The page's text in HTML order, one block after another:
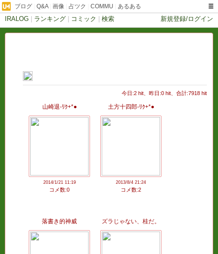
ブログ Q&A| 画像 占ツク COMMU あるある
IRALOG ランキング コミック 検索 新規登録/ログイン
今日:2 hit、昨日:0 hit、合計:7918 hit
山崎退-ﾘｸ+*●
2014/1/21 11:19
コメ数:0
土方十四郎-ﾘｸ+*●
2013/8/4 21:24
コメ数:2
落書き的神威 ズラじゃない、桂だ。